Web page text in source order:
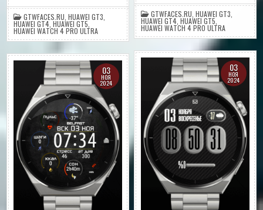
GTWFACES.RU ,HUAWEI GT3
HUAWEI GT4 ,HUAWEI GT5
HUAWEI WATCH 4 PRO ULTRA
GTWFACES.RU ,HUAWEI GT3
HUAWEI GT4 ,HUAWEI GT5
HUAWEI WATCH 4 PRO ULTRA
03
НОЯ
2024
03
НОЯ
2024